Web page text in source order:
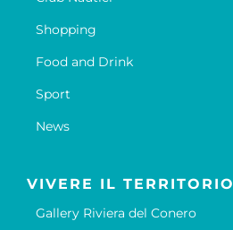
Shopping
Food and Drink
Sport
News
VIVERE IL TERRITORIO
Gallery Riviera del Conero